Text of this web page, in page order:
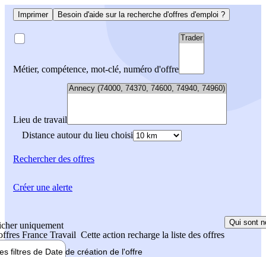
Imprimer Besoin d'aide sur la recherche d'offres d'emploi ?
Métier, compétence, mot-clé, numéro d'offre
Lieu de travail
Distance autour du lieu choisi
Rechercherdes offres
uniquement
France Travail Cette action recharge la liste des offres
Qui sont
filtres de Date de création de l'offre
Créer une alerte